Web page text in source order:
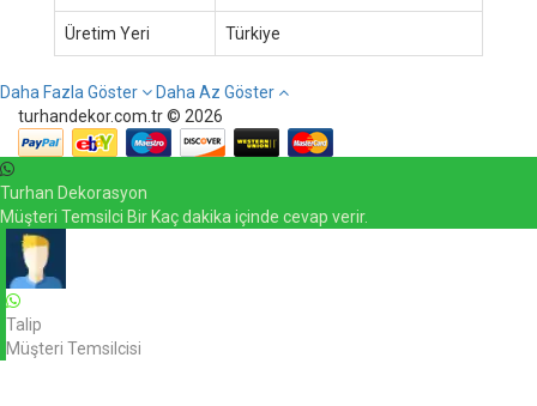
Üretim Yeri Türkiye
Daha Fazla Göster
Daha Az Göster
turhandekor.com.tr © 2026
Turhan Dekorasyon
Müşteri Temsilci Bir Kaç dakika içinde cevap verir.
Talip
Müşteri Temsilcisi